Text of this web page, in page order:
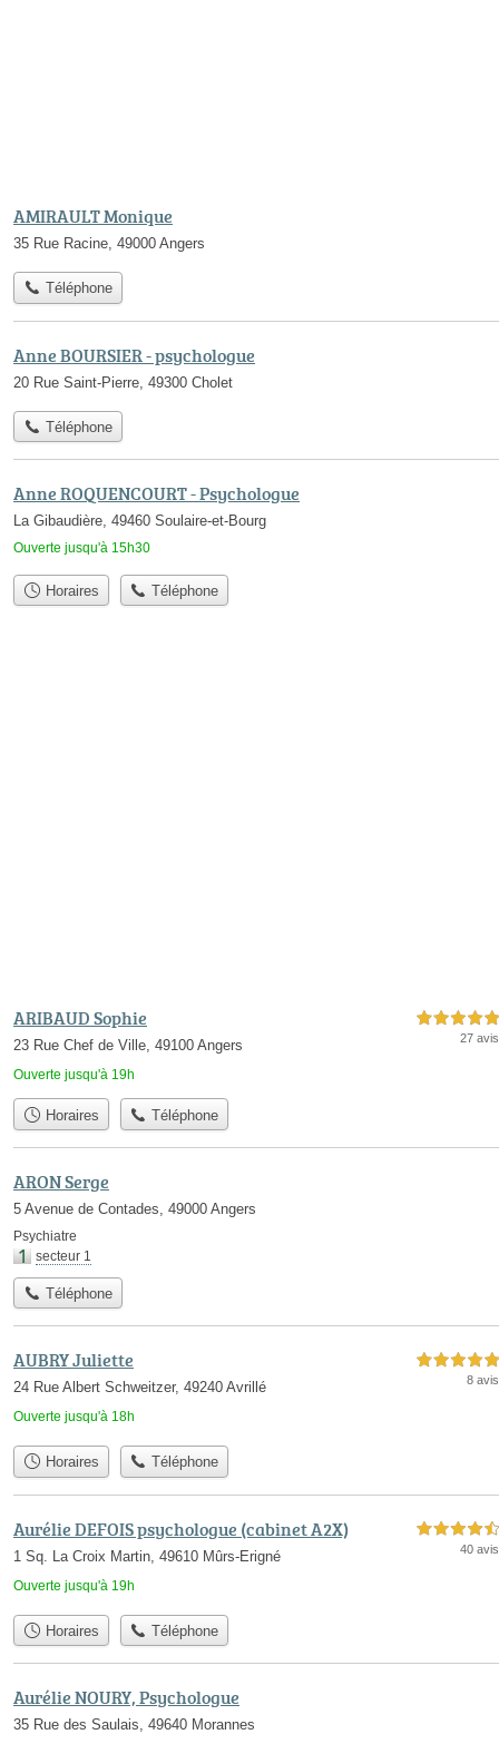
AMIRAULT Monique
35 Rue Racine, 49000 Angers
Téléphone
Anne BOURSIER - psychologue
20 Rue Saint-Pierre, 49300 Cholet
Téléphone
Anne ROQUENCOURT - Psychologue
La Gibaudière, 49460 Soulaire-et-Bourg
Ouverte jusqu'à 15h30
Horaires Téléphone
ARIBAUD Sophie
23 Rue Chef de Ville, 49100 Angers
Ouverte jusqu'à 19h
5,0 étoiles sur 5
27 avis
Horaires Téléphone
ARON Serge
5 Avenue de Contades, 49000 Angers
Psychiatre
secteur 1
Téléphone
AUBRY Juliette
24 Rue Albert Schweitzer, 49240 Avrillé
Ouverte jusqu'à 18h
5,0 étoiles sur 5
8 avis
Horaires Téléphone
Aurélie DEFOIS psychologue (cabinet A2X)
1 Sq. La Croix Martin, 49610 Mûrs-Erigné
Ouverte jusqu'à 19h
4,5 étoiles sur 5
40 avis
Horaires Téléphone
Aurélie NOURY, Psychologue
35 Rue des Saulais, 49640 Morannes